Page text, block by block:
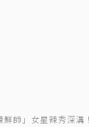
鮮師」女星辣秀深